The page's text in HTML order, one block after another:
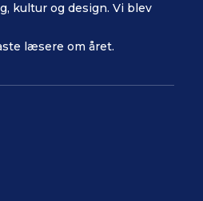
kultur og design. Vi blev
læsere om året.